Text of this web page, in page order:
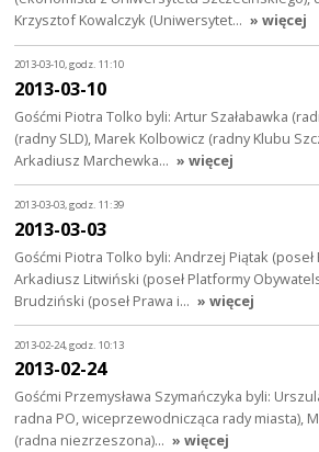
Krzysztof Kowalczyk (Uniwersytet… » więcej
2013-03-10, godz. 11:10
2013-03-10
Gośćmi Piotra Tolko byli: Artur Szałabawka
(radny SLD), Marek Kolbowicz (radny Klubu
Arkadiusz Marchewka… » więcej
2013-03-03, godz. 11:39
2013-03-03
Gośćmi Piotra Tolko byli: Andrzej Piątak (poseł
Arkadiusz Litwiński (poseł Platformy
Brudziński (poseł Prawa i… » więcej
2013-02-24, godz. 10:13
2013-02-24
Gośćmi Przemysława Szymańczyka byli:
radna PO, wiceprzewodnicząca rady miasta),
(radna niezrzeszona)… » więcej